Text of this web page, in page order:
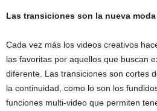
Las transiciones son la nueva moda
Cada vez más los videos creativos
las favoritas por aquellos que buscan
diferente. Las transiciones son cortes
la continuidad, como lo son los
funciones multi-video que permiten